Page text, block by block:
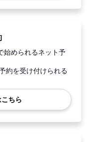
始められるネット予
約を受け付けられる
ちら